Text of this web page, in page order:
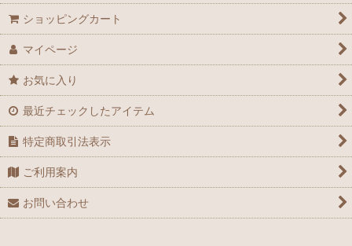
ショッピングカート
マイページ
お気に入り
最近チェックしたアイテム
特定商取引法表示
ご利用案内
お問い合わせ